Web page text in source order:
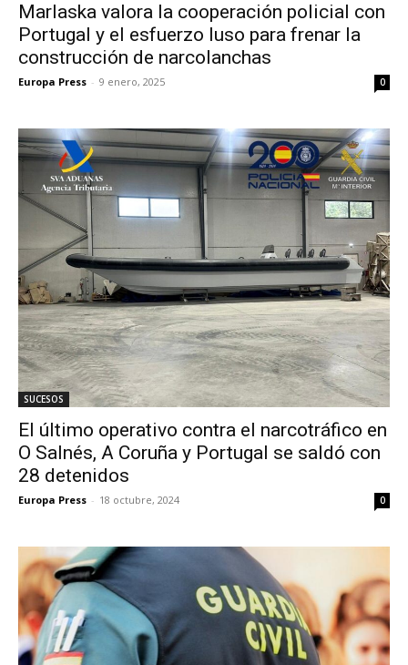
Marlaska valora la cooperación policial con
Portugal y el esfuerzo luso para frenar la
construcción de narcolanchas
Europa Press - 9 enero, 2025 0
SUCESOS
El último operativo contra el narcotráfico en
O Salnés, A Coruña y Portugal se saldó con
28 detenidos
Europa Press - 18 octubre, 2024 0